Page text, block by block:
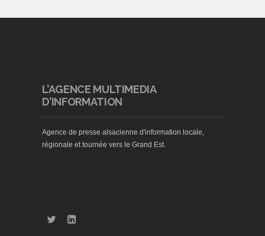
L’AGENCE MULTIMEDIA
D’INFORMATION
Agence de presse alsacienne d'information locale,
régionale et tournée vers le Grand Est.